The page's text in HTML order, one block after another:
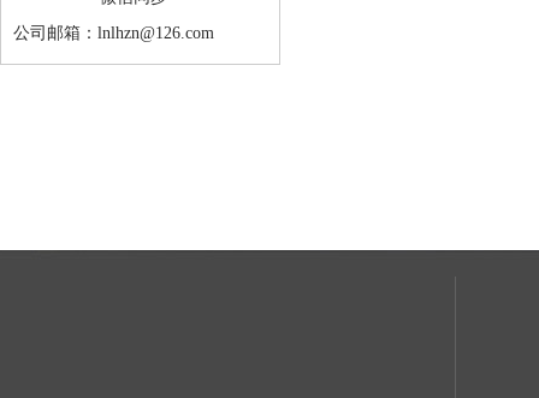
公司邮箱：lnlhzn@126.com